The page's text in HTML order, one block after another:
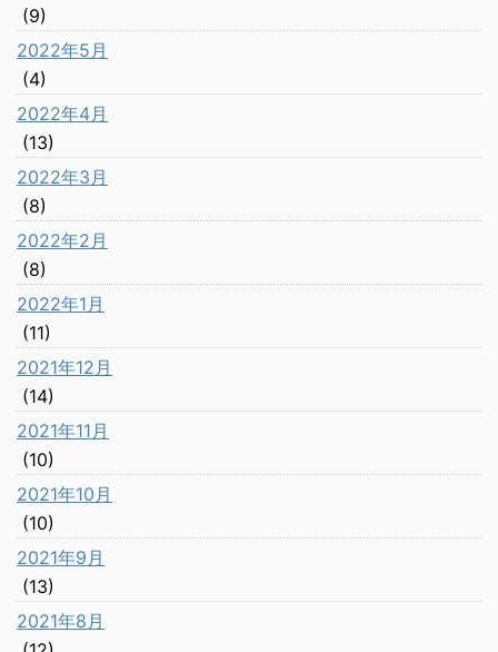
(9)
2022年5月
(4)
2022年4月
(13)
2022年3月
(8)
2022年2月
(8)
2022年1月
(11)
2021年12月
(14)
2021年11月
(10)
2021年10月
(10)
2021年9月
(13)
2021年8月